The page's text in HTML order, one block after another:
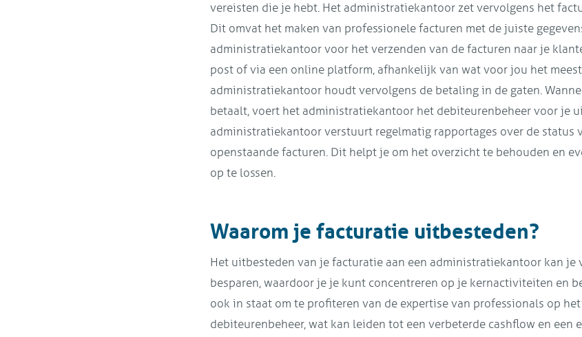
vereisten die je hebt. Het administratiekantoor zet vervolgens het
Dit omvat het maken van professionele facturen met de juiste
administratiekantoor voor het verzenden van de facturen naar je
post of via een online platform, afhankelijk van wat voor jou het
administratiekantoor houdt vervolgens de betaling in de gaten.
betaalt, voert het administratiekantoor het debiteurenbeheer voor je
administratiekantoor verstuurt regelmatig rapportages over de status
openstaande facturen. Dit helpt je om het overzicht te behouden en
op te lossen.
Waarom je facturatie uitbesteden?
Het uitbesteden van je facturatie aan een administratiekantoor kan je
besparen, waardoor je je kunt concentreren op je kernactiviteiten en
ook in staat om te profiteren van de expertise van professionals op
debiteurenbeheer, wat kan leiden tot een verbeterde cashflow en een